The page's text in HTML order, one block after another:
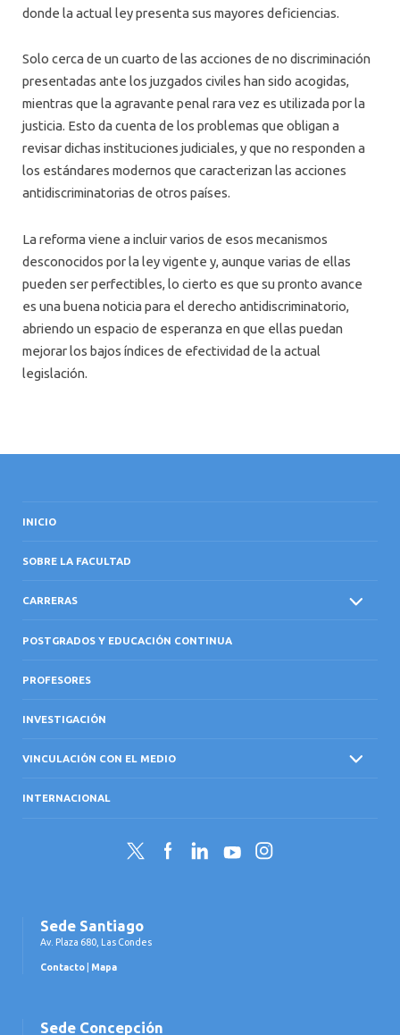
donde la actual ley presenta sus mayores deficiencias.
Solo cerca de un cuarto de las acciones de no discriminación
presentadas ante los juzgados civiles han sido acogidas,
mientras que la agravante penal rara vez es utilizada por la
justicia. Esto da cuenta de los problemas que obligan a
revisar dichas instituciones judiciales, y que no responden a
los estándares modernos que caracterizan las acciones
antidiscriminatorias de otros países.
La reforma viene a incluir varios de esos mecanismos
desconocidos por la ley vigente y, aunque varias de ellas
pueden ser perfectibles, lo cierto es que su pronto avance
es una buena noticia para el derecho antidiscriminatorio,
abriendo un espacio de esperanza en que ellas puedan
mejorar los bajos índices de efectividad de la actual
legislación.
INICIO
SOBRE LA FACULTAD
CARRERAS
POSTGRADOS Y EDUCACIÓN CONTINUA
PROFESORES
INVESTIGACIÓN
VINCULACIÓN CON EL MEDIO
INTERNACIONAL
Twitter FacebookLinkedInYouTubeInstagram
Sede Santiago
Av. Plaza 680, Las Condes
Contacto Mapa
Sede Concepción